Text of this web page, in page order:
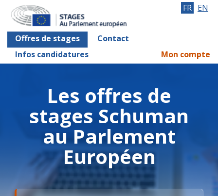
Offres de stages
Contact
Infos candidatures
FR EN
Mon compte
Les offres de
stages Schuman
au Parlement
Européen